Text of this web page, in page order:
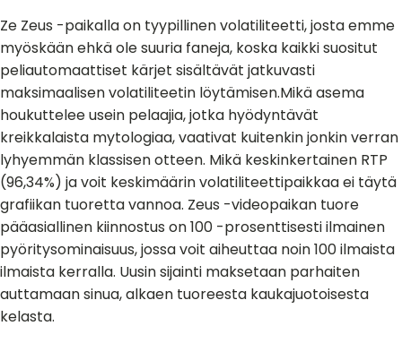
Ze Zeus -paikalla on tyypillinen volatiliteetti, josta emme
myöskään ehkä ole suuria faneja, koska kaikki suositut
peliautomaattiset kärjet sisältävät jatkuvasti
maksimaalisen volatiliteetin löytämisen.Mikä asema
houkuttelee usein pelaajia, jotka hyödyntävät
kreikkalaista mytologiaa, vaativat kuitenkin jonkin verran
lyhyemmän klassisen otteen. Mikä keskinkertainen RTP
(96,34%) ja voit keskimäärin volatiliteettipaikkaa ei täytä
grafiikan tuoretta vannoa. Zeus -videopaikan tuore
pääasiallinen kiinnostus on 100 -prosenttisesti ilmainen
pyöritysominaisuus, jossa voit aiheuttaa noin 100 ilmaista
ilmaista kerralla. Uusin sijainti maksetaan parhaiten
auttamaan sinua, alkaen tuoreesta kaukajuotoisesta
kelasta.